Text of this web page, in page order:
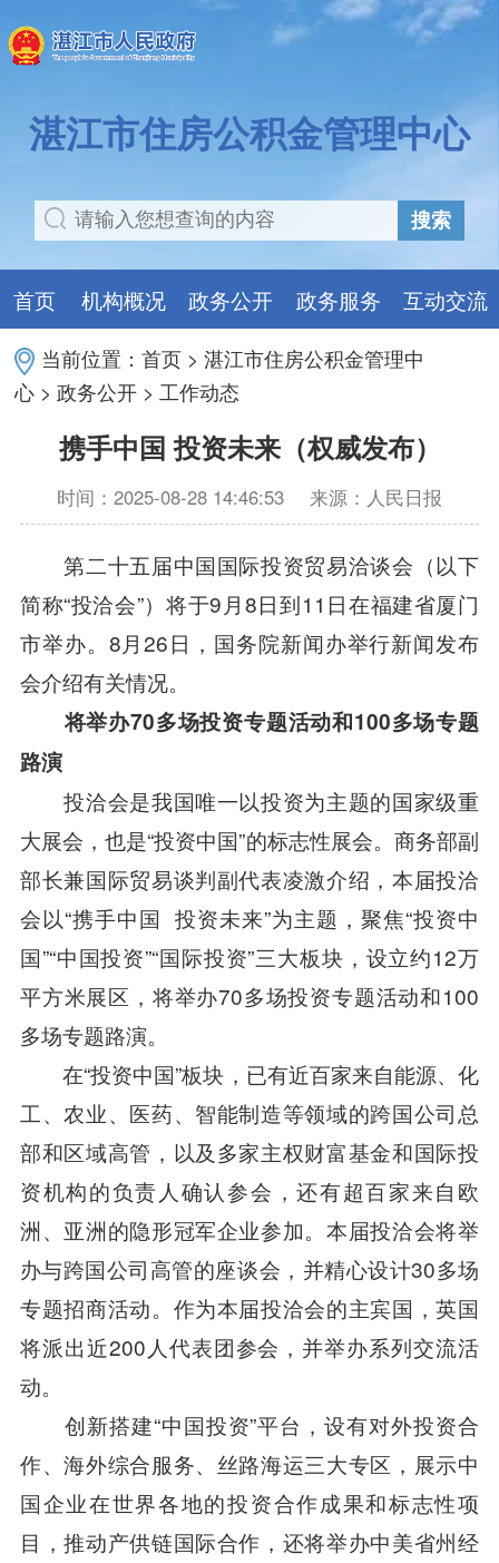
湛江市住房公积金管理中心
搜索
首页 机构概况 政务公开 政务服务 互动交流
当前位置：首页 >湛江市住房公积金管理中
心 >政务公开 > 工作动态
携手中国 投资未来（权威发布）
时间：2025-08-28 14:46:53 来源：人民日报
第二十五届中国国际投资贸易洽谈会（以下
简称“投洽会”）将于9月8日到11日在福建省厦门
市举办。8月26日，国务院新闻办举行新闻发布
会介绍有关情况。
将举办70多场投资专题活动和100多场专题
路演
投洽会是我国唯一以投资为主题的国家级重
大展会，也是“投资中国”的标志性展会。商务部副
部长兼国际贸易谈判副代表凌激介绍，本届投洽
会以“携手中国 投资未来”为主题，聚焦“投资中
国”“中国投资”“国际投资”三大板块，设立约12万
平方米展区，将举办70多场投资专题活动和100
多场专题路演。
在“投资中国”板块，已有近百家来自能源、化
工、农业、医药、智能制造等领域的跨国公司总
部和区域高管，以及多家主权财富基金和国际投
资机构的负责人确认参会，还有超百家来自欧
洲、亚洲的隐形冠军企业参加。本届投洽会将举
办与跨国公司高管的座谈会，并精心设计30多场
专题招商活动。作为本届投洽会的主宾国，英国
将派出近200人代表团参会，并举办系列交流活
动。
创新搭建“中国投资”平台，设有对外投资合
作、海外综合服务、丝路海运三大专区，展示中
国企业在世界各地的投资合作成果和标志性项
目，推动产供链国际合作，还将举办中美省州经